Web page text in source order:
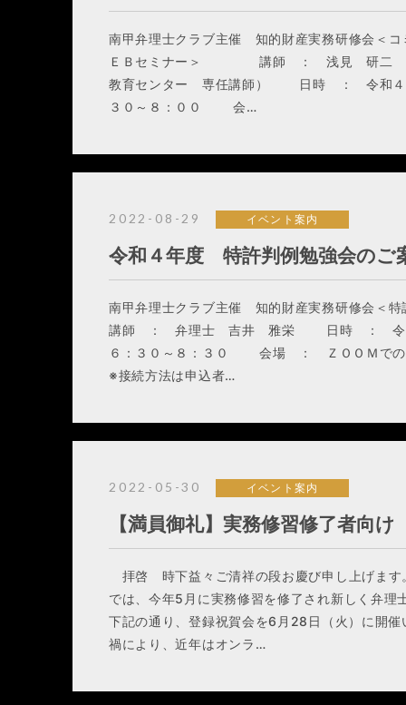
南甲弁理士クラブ主催 知的財産実務研修会＜
ＥＢセミナー＞ 講師 ： 浅見 研二 先生
教育センター 専任講師） 日時 ： 令和４年
３０～８：００ 会…
2022-08-29 イベント案内
令和４年度 特許判例勉強会のご
南甲弁理士クラブ主催 知的財産実務研
講師 ： 弁理士 吉井 雅栄 日時 ： 令和
６：３０～８：３０ 会場 ： ＺＯ
※接続方法は申込者…
2022-05-30 イベント案内
【満員御礼】実務修習修了者向
拝啓 時下益々ご清祥の段お慶び申し上げま
では、今年5月に実務修習を修了され新しく弁理
下記の通り、登録祝賀会を6月28日（火）に開
禍により、近年はオンラ…